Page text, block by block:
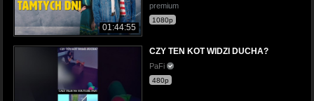
01:44:55
premium
1080p
CZY TEN KOT WIDZI DUCHA?
PaFi
480p